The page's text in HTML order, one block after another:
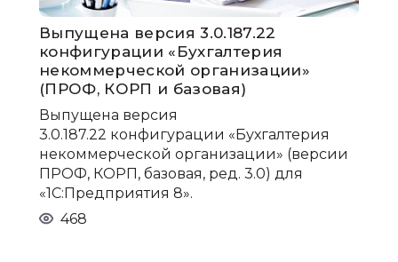
Выпущена версия 3.0.187.22
конфигурации «Бухгалтерия
некоммерческой организации»
(ПРОФ, КОРП и базовая)
Выпущена версия
3.0.187.22 конфигурации «Бухгалтерия
некоммерческой организации» (версии
ПРОФ, КОРП, базовая, ред. 3.0) для
«1С:Предприятия 8».
468